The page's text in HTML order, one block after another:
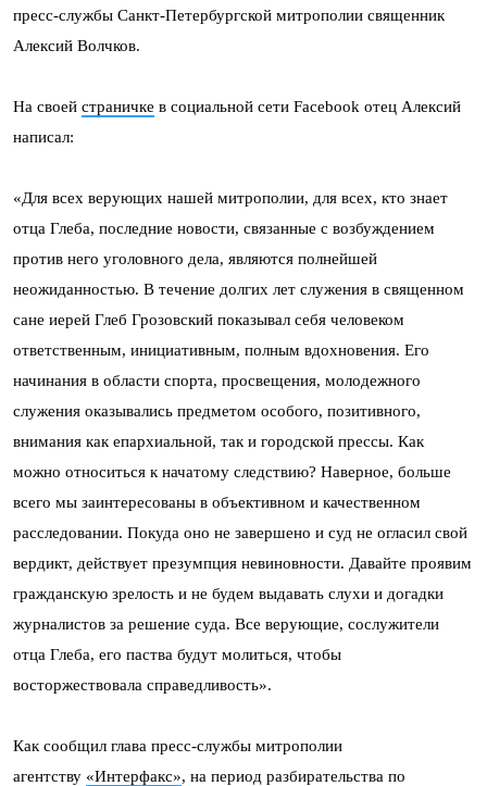
пресс-службы Санкт-Петербургской митрополии священник
Алексий Волчков.
На своей страничке в социальной сети Facebook отец Алексий
написал:
«Для всех верующих нашей митрополии, для всех, кто знает
отца Глеба, последние новости, связанные с возбуждением
против него уголовного дела, являются полнейшей
неожиданностью. В течение долгих лет служения в священном
сане иерей Глеб Грозовский показывал себя человеком
ответственным, инициативным, полным вдохновения. Его
начинания в области спорта, просвещения, молодежного
служения оказывались предметом особого, позитивного,
внимания как епархиальной, так и городской прессы. Как
можно относиться к начатому следствию? Наверное, больше
всего мы заинтересованы в объективном и качественном
расследовании. Покуда оно не завершено и суд не огласил свой
вердикт, действует презумпция невиновности. Давайте проявим
гражданскую зрелость и не будем выдавать слухи и догадки
журналистов за решение суда. Все верующие, сослужители
отца Глеба, его паства будут молиться, чтобы
восторжествовала справедливость».
Как сообщил глава пресс-службы митрополии
агентству «Интерфакс», на период разбирательства по